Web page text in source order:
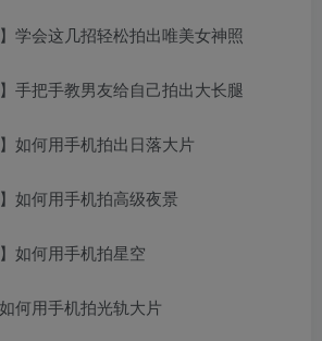
学会这几招轻松拍出唯美女神照
手把手教男友给自己拍出大长腿
如何用手机拍出日落大片
如何用手机拍高级夜景
如何用手机拍星空
何用手机拍光轨大片